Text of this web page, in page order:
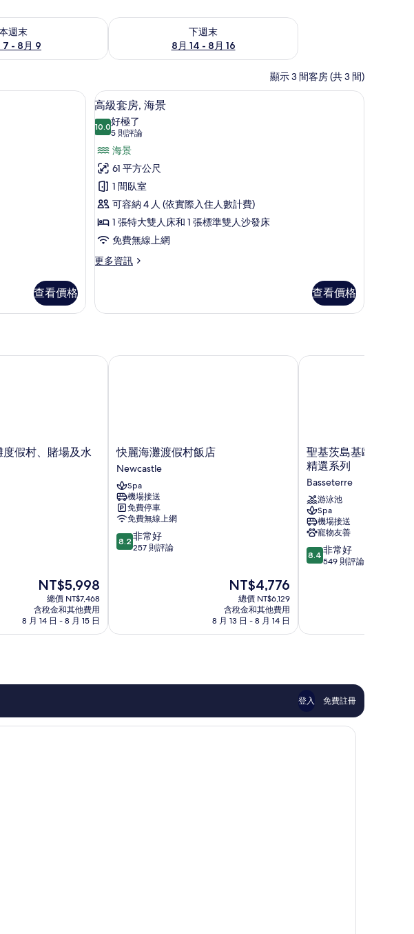
週末
7 - 8月 9
- 8月 9) 的供應情況
下週末
8月 14 - 8月 16
查看下週末 (8月 14 - 8月 16) 的供應情況
顯示 3 間客房 (共 3 間)
、書桌、熨斗/熨衣板、免費無線上網
查看價格
顯
示
高
級
套
房,
海
景
的
所
片
高級套房, 海景 | 客房內保險箱、書桌、熨斗/
17
高級套房, 海景
10.010.0 分，滿分 10 分
好極了
5 則評論
(5
則
評
論)
海景
61 平方公尺
1 間臥室
可容納 4 人 (依實際入住人數計費)
1 張特大雙人床和 1 張標準雙人沙發床
免費無線上網
更多資訊
更
套
的
查看價格
假村、賭場及水
現
價
格
為
NT$5,998
總價 NT$7,468
含稅金和其他費用
8 月 14 日 - 8 月 15 日
假村、賭場及水療中心
快
麗
海
灘
渡
假
村
飯
店
快麗海灘渡假村飯店
Newcastle
Spa
機場接送
免費停車
免費無線上網
8.2
分，
好，
論
8.2 非常好
257 則評論
現
價
格
為
NT$4,776
總價 NT$6,129
含稅金和其他費用
8 月 13 日 - 8 月 14 日
快麗海灘渡假村飯店
聖
基
茨
島
基
歐
渡
假
村
-
選
聖基茨島基歐渡假村
精選系列
Basseterre
游泳池
Spa
機場接送
寵物友善
8.4
分，
常
評
論
8.4 非常好
549 則評論
聖基茨島基歐渡假村 -
登入 免費註冊